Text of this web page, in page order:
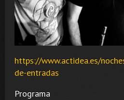
https://www.actidea.es/
de-entradas
Programa